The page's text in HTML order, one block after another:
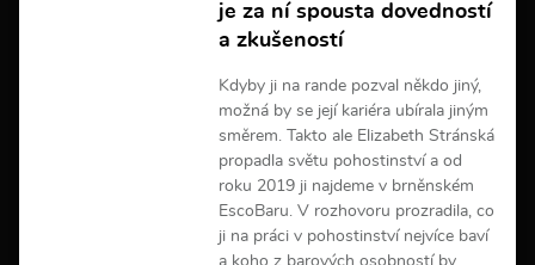
a
c
je za ní spousta dovedností
a zkušeností
Kdyby ji na rande pozval někdo jiný,
možná by se její kariéra ubírala jiným
směrem. Takto ale Elizabeth Stránská
propadla světu pohostinství a od
roku 2019 ji najdeme v brněnském
EscoBaru. V rozhovoru prozradila, co
ji na práci v pohostinství nejvíce baví
a koho z barových osobností by